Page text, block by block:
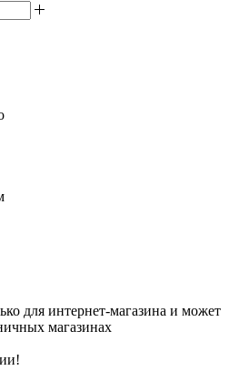
для интернет-магазина и может
магазинах